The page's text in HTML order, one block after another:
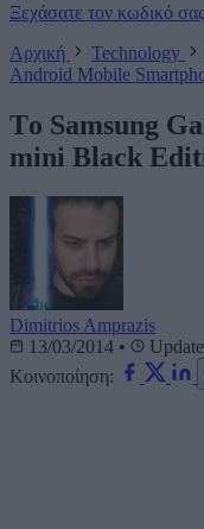
Ξεχάσατε τον κωδικό
Αρχική
Technology
Android Mobile
Tο Samsung
mini Black
Dimitrios Amprazis
13/03/2014 •
Κοινοποίηση: